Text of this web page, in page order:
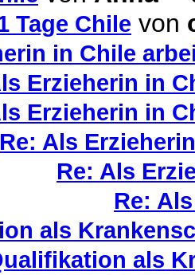
Tage Chile von
in Chile
Erzieherin in
Erzieherin in
Re: Als
Re: Als
Re:
als
als